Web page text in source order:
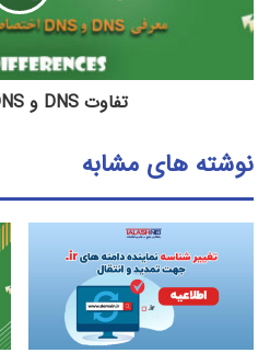
تفاوت DNS و DNS اختصاصی
نوشته های مشابه